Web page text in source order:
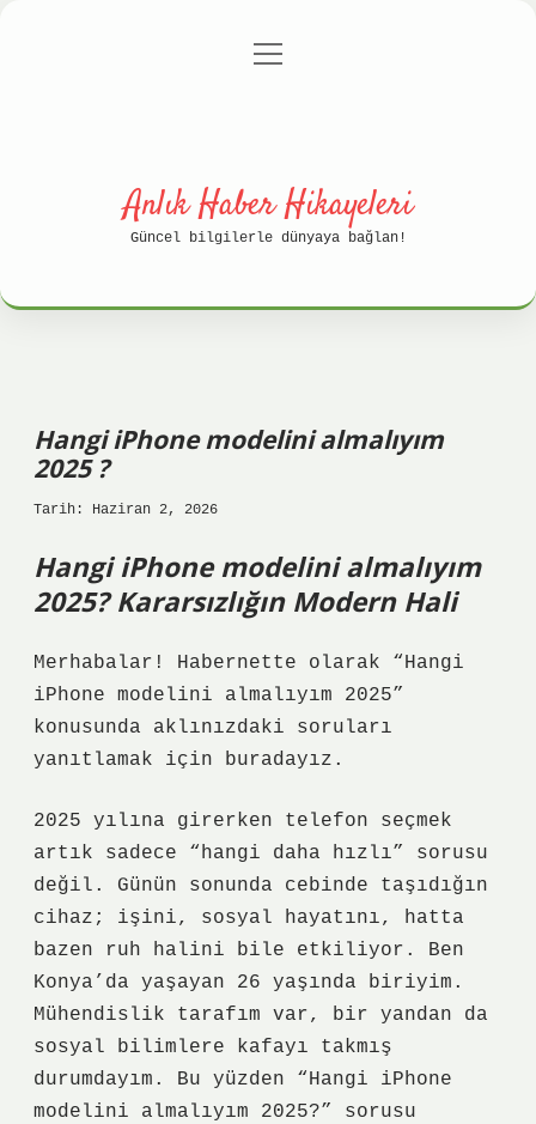
Gizlilik Politikası
menüyü
Anlık Haber Hikayeleri
Güncel bilgilerle dünyaya bağlan!
Hangi iPhone modelini almalıyım
2025 ?
Tarih: Haziran 2, 2026
Hangi iPhone modelini almalıyım
2025? Kararsızlığın Modern Hali
Merhabalar! Habernette olarak “Hangi
iPhone modelini almalıyım 2025”
konusunda aklınızdaki soruları
yanıtlamak için buradayız.
2025 yılına girerken telefon seçmek
artık sadece “hangi daha hızlı” sorusu
değil. Günün sonunda cebinde taşıdığın
cihaz; işini, sosyal hayatını, hatta
bazen ruh halini bile etkiliyor. Ben
Konya’da yaşayan 26 yaşında biriyim.
Mühendislik tarafım var, bir yandan da
sosyal bilimlere kafayı takmış
durumdayım. Bu yüzden “Hangi iPhone
modelini almalıyım 2025?” sorusu